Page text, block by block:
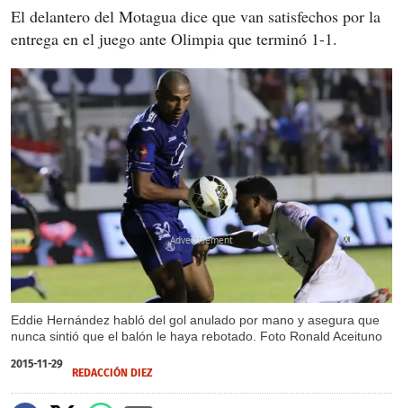
El delantero del Motagua dice que van satisfechos por la
entrega en el juego ante Olimpia que terminó 1-1.
Eddie Hernández habló del gol anulado por mano y asegura que
nunca sintió que el balón le haya rebotado. Foto Ronald Aceituno
X
2015-11-29
REDACCIÓN DIEZ